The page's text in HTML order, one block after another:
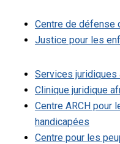
Centre de défense
Justice pour les
Services juridiques
Clinique juridique
Centre ARCH pour
handicapées
Centre pour les